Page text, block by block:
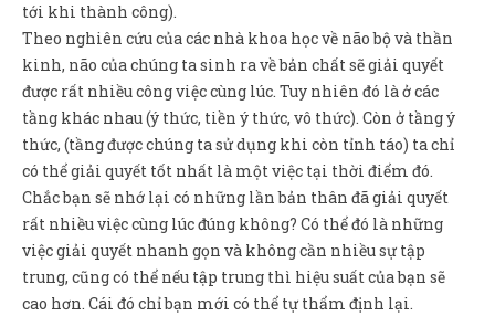
tới khi thành công).
Theo nghiên cứu của các nhà khoa học về não bộ và thần
kinh, não của chúng ta sinh ra về bản chất sẽ giải quyết
được rất nhiều công việc cùng lúc. Tuy nhiên đó là ở các
tầng khác nhau (ý thức, tiền ý thức, vô thức). Còn ở tầng ý
thức, (tầng được chúng ta sử dụng khi còn tỉnh táo) ta chỉ
có thể giải quyết tốt nhất là một việc tại thời điểm đó.
Chắc bạn sẽ nhớ lại có những lần bản thân đã giải quyết
rất nhiều việc cùng lúc đúng không? Có thể đó là những
việc giải quyết nhanh gọn và không cần nhiều sự tập
trung, cũng có thể nếu tập trung thì hiệu suất của bạn sẽ
cao hơn. Cái đó chỉ bạn mới có thể tự thẩm định lại.